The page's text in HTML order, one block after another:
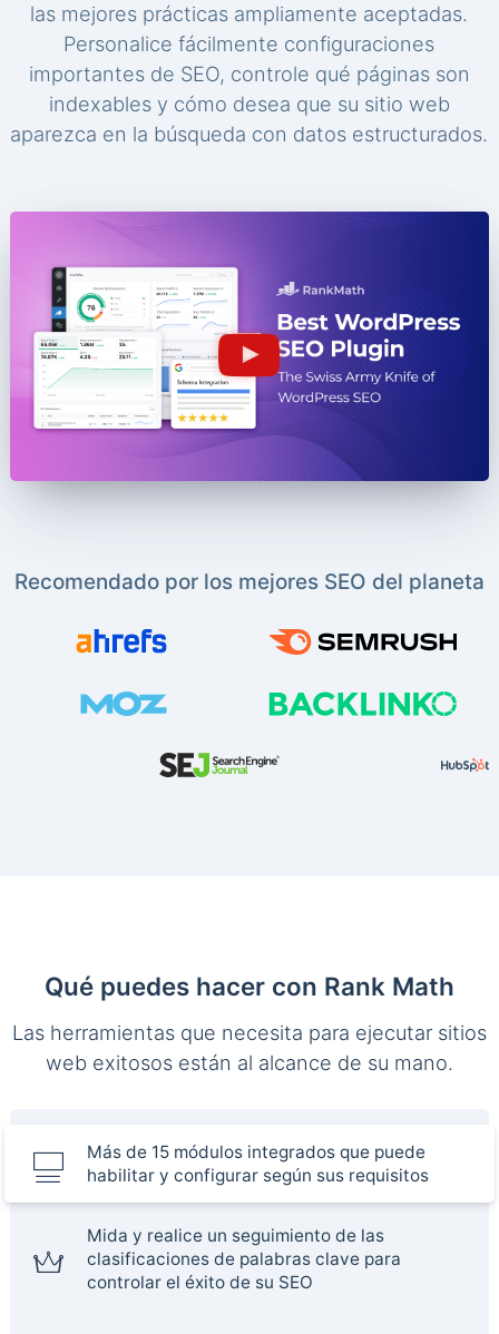
las mejores prácticas ampliamente aceptadas.
Personalice fácilmente configuraciones
importantes de SEO, controle qué páginas son
indexables y cómo desea que su sitio web
aparezca en la búsqueda con datos estructurados.
Recomendado por los mejores SEO del planeta
Qué puedes hacer con Rank Math
Las herramientas que necesita para ejecutar sitios
web exitosos están al alcance de su mano.
Más de 15 módulos integrados que puede
habilitar y configurar según sus requisitos
Mida y realice un seguimiento de las
clasificaciones de palabras clave para
controlar el éxito de su SEO